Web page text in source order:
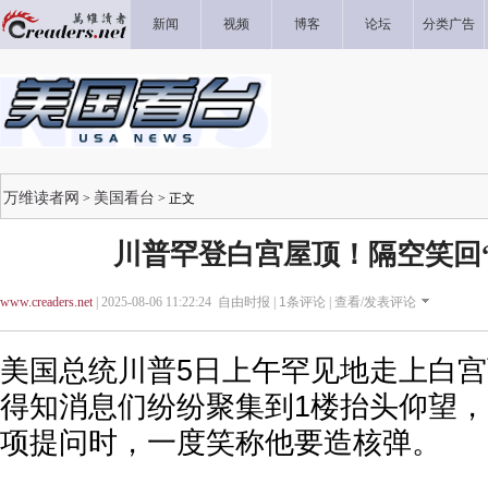
新闻 视频 博客 论坛 分类广告
万维读者网 > 美国看台 > 正文
川普罕登白宫屋顶！隔空笑
www.creaders.net| 2025-08-06 11:22:24 自由时报 | 1条评论 | 查看/发表评论
美国总统川普5日上午罕见地走上白
得知消息们纷纷聚集到1楼抬头仰望
项提问时，一度笑称他要造核弹。